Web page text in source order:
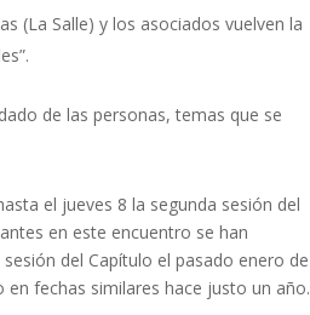
(La Salle) y los asociados vuelven la
de las personas, temas que se
el jueves 8 la segunda sesión del
en este encuentro se han
del Capítulo el pasado enero de
fechas similares hace justo un año.